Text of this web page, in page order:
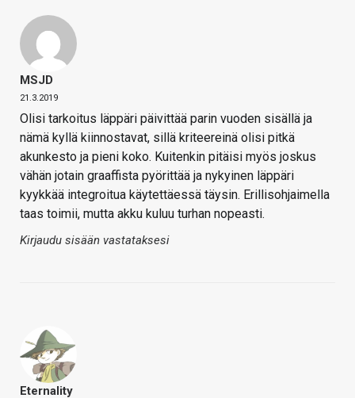
MSJD
21.3.2019
Olisi tarkoitus läppäri päivittää parin vuoden sisällä ja
nämä kyllä kiinnostavat, sillä kriteereinä olisi pitkä
akunkesto ja pieni koko. Kuitenkin pitäisi myös joskus
vähän jotain graaffista pyörittää ja nykyinen läppäri
kyykkää integroitua käytettäessä täysin. Erillisohjaimella
taas toimii, mutta akku kuluu turhan nopeasti.
Kirjaudu sisään vastataksesi
Eternality